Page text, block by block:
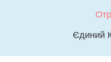
Єдиний